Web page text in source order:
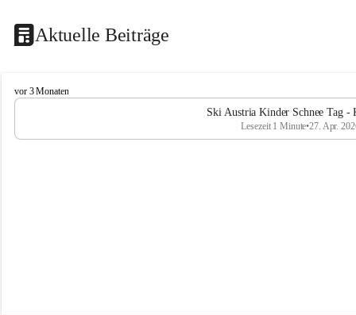
Aktuelle Beiträge
V
o
k
vor 3 Monaten
Ski Austria Kinder Schnee Tag -
Lesezeit 1 Minute•27. Apr.